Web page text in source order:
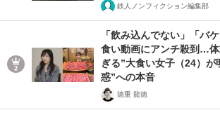
鉄人ノンフィクション編集部
「飲み込んでない」「バ
食い動画にアンチ殺到…
ぎる”大食い女子（24）が
惑”への本音
徳重 龍徳